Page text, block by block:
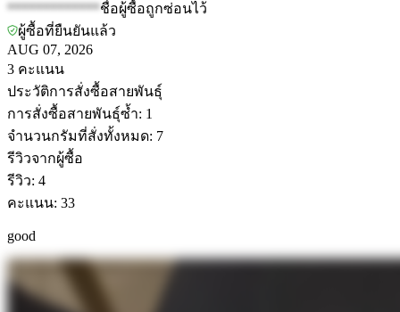
*************ชื่อผู้ซื้อถูกซ่อนไว้
ผู้ซื้อที่ยืนยันแล้ว
AUG 07, 2026
3 คะแนน
ประวัติการสั่งซื้อสายพันธุ์
การสั่งซื้อสายพันธุ์ซ้ำ: 1
จำนวนกรัมที่สั่งทั้งหมด: 7
รีวิวจากผู้ซื้อ
รีวิว: 4
คะแนน: 33
good